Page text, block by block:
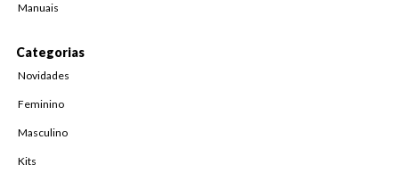
Manuais
Categorias
Novidades
Feminino
Masculino
Kits